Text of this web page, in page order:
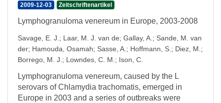
2009-12-03 Zeitschriftenartikel
Lymphogranuloma venereum in Europe, 2003-2008
Savage, E. J. ; Laar, M. J. van de; Gallay, A. ; Sande, M. van
der; Hamouda, Osamah; Sasse, A. ; Hoffmann, S. ; Diez, M. ;
Borrego, M. J. ; Lowndes, C. M. ; Ison, C.
Lymphogranuloma venereum, caused by the L
serovars of Chlamydia trachomatis, emerged in
Europe in 2003 and a series of outbreaks were